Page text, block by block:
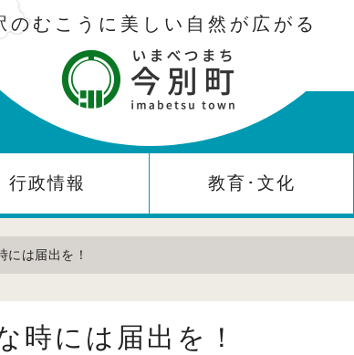
のむこうに美しい自然が広がる
行政情報 教育･文化
には届出を！
時には届出を！